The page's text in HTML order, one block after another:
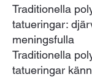
Traditionella
tatueringar:
meningsfulla
Traditionella
tatueringar